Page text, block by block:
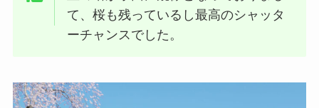
て、桜も残っているし最高のシャッタ
ーチャンスでした。